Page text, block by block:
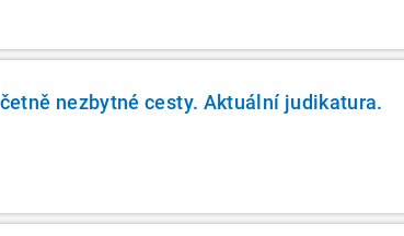
nezbytné cesty. Aktuální judikatura.